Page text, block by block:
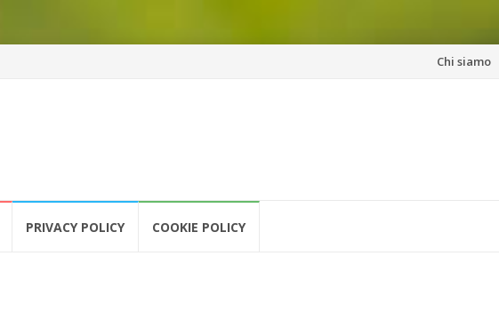
Vai
Chi siamo
PRIVACY POLICY COOKIE POLICY